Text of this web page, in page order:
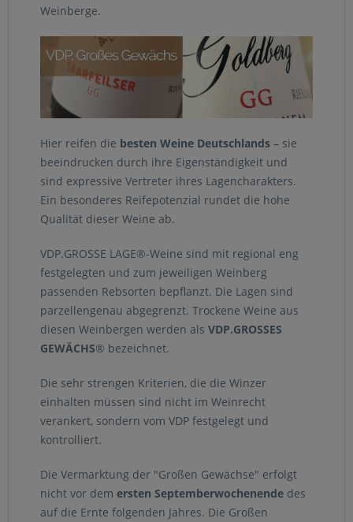
Weinberge.
Hier reifen die besten Weine Deutschlands – sie
beeindrucken durch ihre Eigenständigkeit und
sind expressive Vertreter ihres Lagencharakters.
Ein besonderes Reifepotenzial rundet die hohe
Qualität dieser Weine ab.
VDP.GROSSE LAGE®-Weine sind mit regional eng
festgelegten und zum jeweiligen Weinberg
passenden Rebsorten bepflanzt. Die Lagen sind
parzellengenau abgegrenzt. Trockene Weine aus
diesen Weinbergen werden als VDP.GROSSES
GEWÄCHS® bezeichnet.
Die sehr strengen Kriterien, die die Winzer
einhalten müssen sind nicht im Weinrecht
verankert, sondern vom VDP festgelegt und
kontrolliert.
Die Vermarktung der "Großen Gewächse" erfolgt
nicht vor dem ersten Septemberwochenende des
auf die Ernte folgenden Jahres. Die Großen